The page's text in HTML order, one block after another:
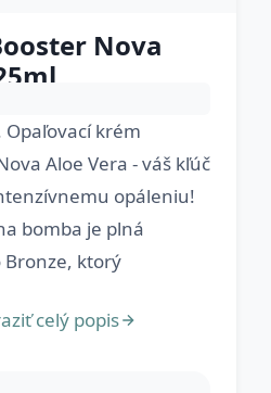
Nova
Opaľovací krém
Aloe Vera - váš kľúč
opáleniu!
bomba je plná
ktorý
celý popis